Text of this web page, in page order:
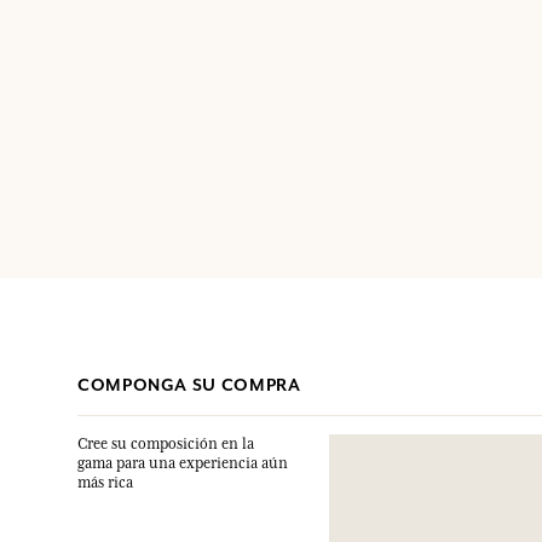
COMPONGA SU COMPRA
Cree su composición en la
gama para una experiencia aún
más rica